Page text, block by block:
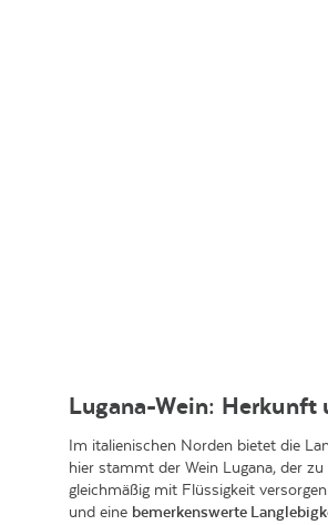
Lugana-Wein: Herkunft
Im italienischen Norden bietet die
hier stammt der Wein Lugana, der zu
gleichmäßig mit Flüssigkeit
und eine bemerkenswerte